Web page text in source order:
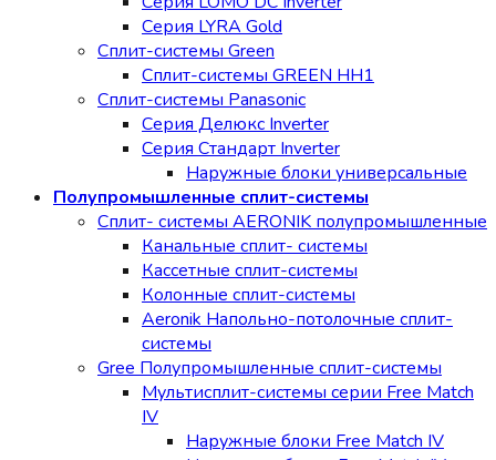
Серия LYRA Gold
Сплит-системы Green
Сплит-системы GREEN HH1
Сплит-системы Panasonic
Серия Делюкс Inverter
Серия Стандарт Inverter
Наружные блоки универсальные
Полупромышленные сплит-системы
Сплит- системы AERONIK полупромышленные
Канальные сплит- системы
Кассетные сплит-системы
Колонные сплит-системы
Aeronik Напольно-потолочные сплит-
системы
Gree Полупромышленные сплит-системы
Мультисплит-системы cерии Free Match
IV
Наружные блоки Free Match IV